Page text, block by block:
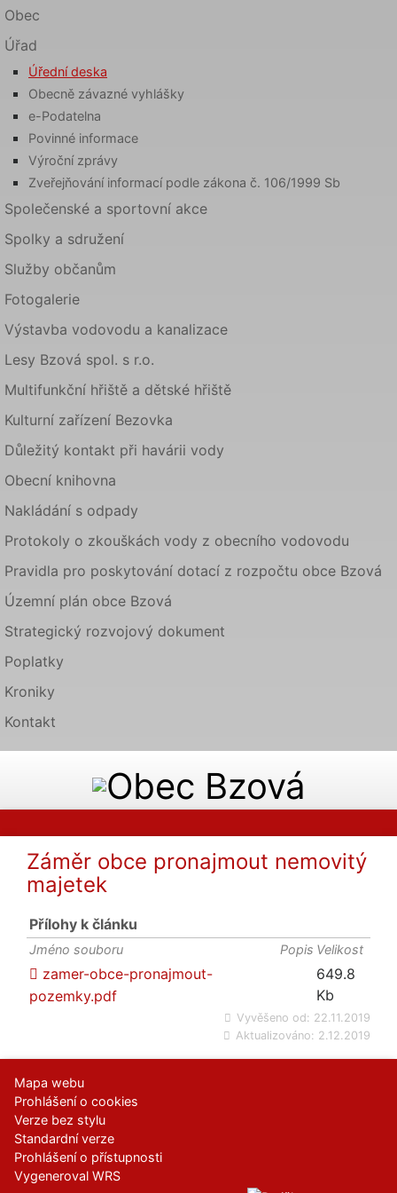
Obec
Úřad
Úřední deska
Obecně závazné vyhlášky
e-Podatelna
Povinné informace
Výroční zprávy
Zveřejňování informací podle zákona č. 106/1999 Sb
Společenské a sportovní akce
Spolky a sdružení
Služby občanům
Fotogalerie
Výstavba vodovodu a kanalizace
Lesy Bzová spol. s r.o.
Multifunkční hřiště a dětské hřiště
Kulturní zařízení Bezovka
Důležitý kontakt při havárii vody
Obecní knihovna
Nakládání s odpady
Protokoly o zkouškách vody z obecního vodovodu
Pravidla pro poskytování dotací z rozpočtu obce Bzová
Územní plán obce Bzová
Strategický rozvojový dokument
Poplatky
Kroniky
Kontakt
Záměr obce pronajmout nemovitý
majetek
Přílohy k článku
Jméno souboru Popis Velikost
zamer-obce-pronajmout-
pozemky.pdf
649.8
Kb
Vyvěšeno od: 22.11.2019
Aktualizováno: 2.12.2019
Mapa webu
Prohlášení o cookies
Verze bez stylu
Standardní verze
Prohlášení o přístupnosti
Vygeneroval WRS